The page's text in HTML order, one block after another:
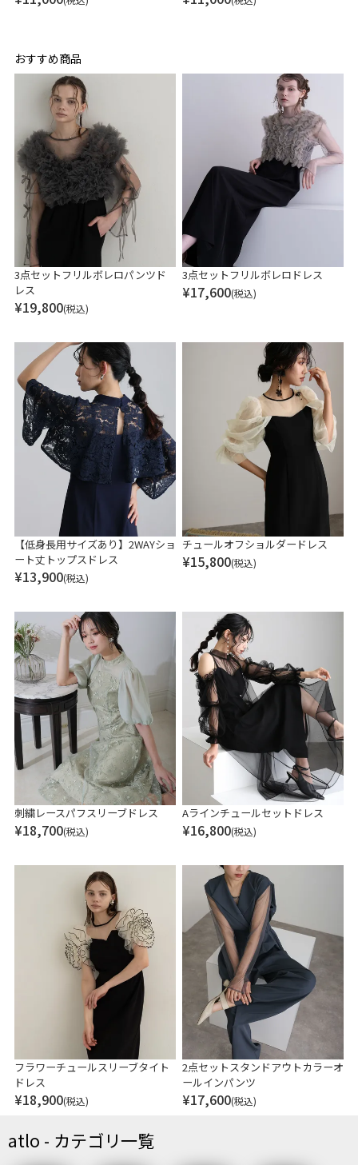
おすすめ商品
3点セットフリルボレロパンツド
レス
¥19,800(税込)
3点セットフリルボレロドレス
¥17,600(税込)
【低身長用サイズあり】2WAYショ
ート丈トップスドレス
¥13,900(税込)
チュールオフショルダードレス
¥15,800(税込)
刺繍レースパフスリーブドレス
¥18,700(税込)
Aラインチュールセットドレス
¥16,800(税込)
フラワーチュールスリーブタイト
ドレス
¥18,900(税込)
2点セットスタンドアウトカラーオ
ールインパンツ
¥17,600(税込)
atlo - カテゴリ一覧